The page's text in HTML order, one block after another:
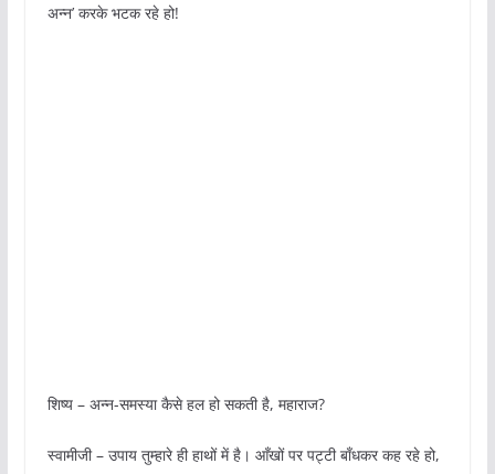
अन्न’ करके भटक रहे हो!
शिष्य – अन्न-समस्या कैसे हल हो सकती है, महाराज?
स्वामीजी – उपाय तुम्हारे ही हाथों में है। आँखों पर पट्टी बाँधकर कह रहे हो,